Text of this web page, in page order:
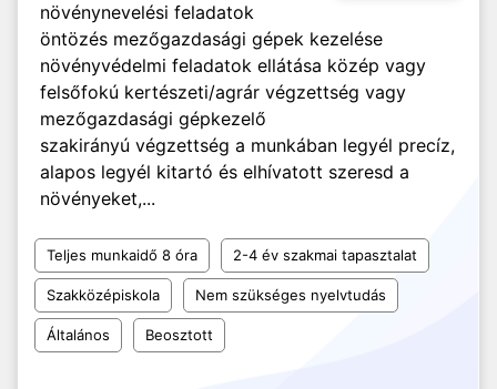
növénynevelési feladatok
öntözés mezőgazdasági gépek kezelése
növényvédelmi feladatok ellátása közép vagy
felsőfokú kertészeti/agrár végzettség vagy
mezőgazdasági gépkezelő
szakirányú végzettség a munkában legyél precíz,
alapos legyél kitartó és elhívatott szeresd a
növényeket,...
Teljes munkaidő 8 óra 2-4 év szakmai tapasztalat
Szakközépiskola Nem szükséges nyelvtudás
Általános Beosztott